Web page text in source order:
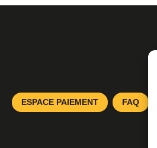
ESPACE PAIEMENT FAQ